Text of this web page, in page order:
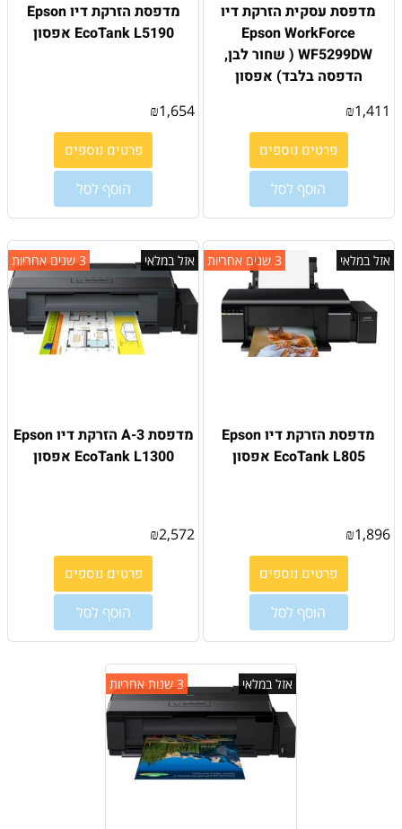
מדפסת עסקית הזרקת דיו
Epson WorkForce
WF5299DW ( שחור לבן,
הדפסה בלבד) אפסון
₪1,411
פרטים נוספים
הוסף לסל
מדפסת הזרקת דיו Epson
EcoTank L5190 אפסון
₪1,654
פרטים נוספים
הוסף לסל
3 שנים אחריות אזל במלאי
מדפסת הזרקת דיו Epson
EcoTank L805 אפסון
₪1,896
פרטים נוספים
הוסף לסל
3 שנים אחריות אזל במלאי
מדפסת 3-A הזרקת דיו Epson
EcoTank L1300 אפסון
₪2,572
פרטים נוספים
הוסף לסל
3 שנות אחריות אזל במלאי